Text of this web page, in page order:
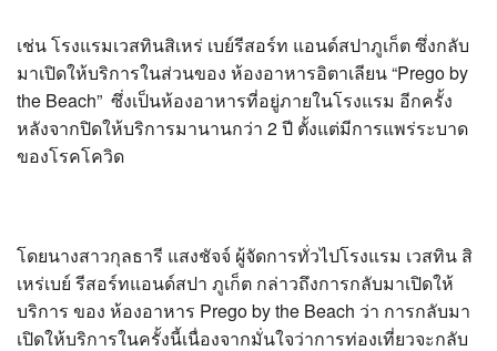
เช่น โรงแรมเวสทินสิเหร่ เบย์รีสอร์ท แอนด์สปาภูเก็ต ซึ่งกลับ
มาเปิดให้บริการในส่วนของ ห้องอาหารอิตาเลียน “Prego by
the Beach” ซึ่งเป็นห้องอาหารที่อยู่ภายในโรงแรม อีกครั้ง
หลังจากปิดให้บริการมานานกว่า 2 ปี ตั้งแต่มีการแพร่ระบาด
ของโรคโควิด
โดยนางสาวกุลธารี แสงชัจจ์ ผู้จัดการทั่วไปโรงแรม เวสทิน สิ
เหร่เบย์ รีสอร์ทแอนด์สปา ภูเก็ต กล่าวถึงการกลับมาเปิดให้
บริการ ของ ห้องอาหาร Prego by the Beach ว่า การกลับมา
เปิดให้บริการในครั้งนี้เนื่องจากมั่นใจว่าการท่องเที่ยวจะกลับ